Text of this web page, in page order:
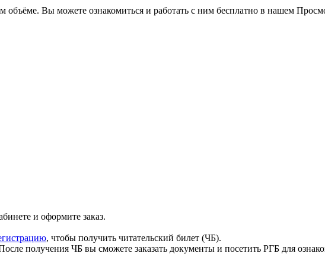
объёме. Вы можете ознакомиться и работать с ним бесплатно в нашем
и оформите заказ.
, чтобы получить читательский билет (ЧБ).
получения ЧБ вы сможете заказать документы и посетить РГБ для